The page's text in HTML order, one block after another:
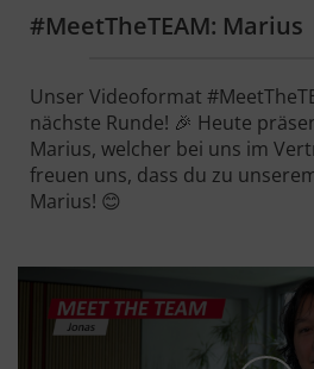
#MeetTheTEAM: Marius
Unser Videoformat
nächste Runde! 🎉 Heute
Marius, welcher bei uns im
freuen uns, dass du zu
Marius! 😊